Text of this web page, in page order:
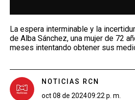
La espera interminable y la
de Alba Sánchez, una mujer de 72
meses intentando obtener sus
NOTICIAS RCN
oct 08 de 202409:22 p. m.